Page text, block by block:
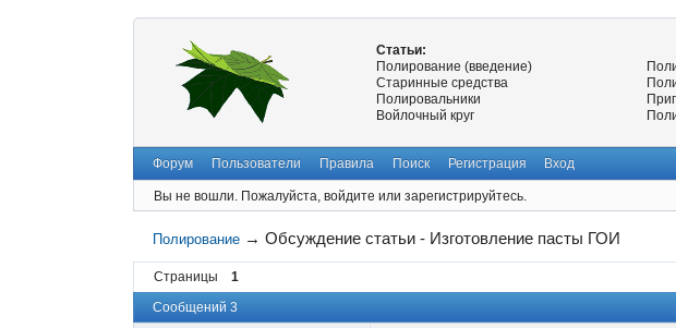
Статьи:
Полирование (введение)
Старинные средства
Полировальники
Войлочный круг
Форум Пользователи Правила Поиск Регистрация Вход
Вы не вошли. Пожалуйста, войдите или зарегистрируйтесь.
Полирование →Обсуждение статьи - Изготовление пасты ГОИ
Страницы 1
Сообщений 3